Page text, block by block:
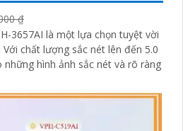
₫
3657AI là một lựa chọn tuyệt vời
hình ảnh sắc nét và rõ ràng